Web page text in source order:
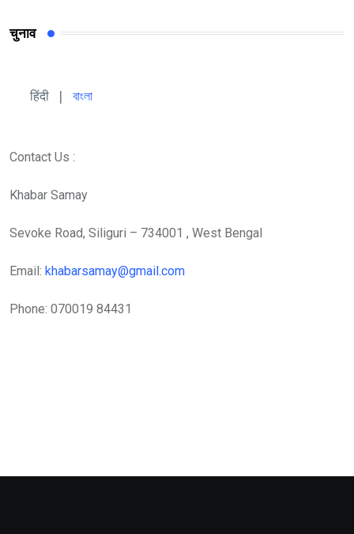
चुनाव
हिंदी বাংলা
Contact Us :
Khabar Samay
Sevoke Road, Siliguri – 734001 , West Bengal
Email: khabarsamay@gmail.com
Phone: 070019 84431